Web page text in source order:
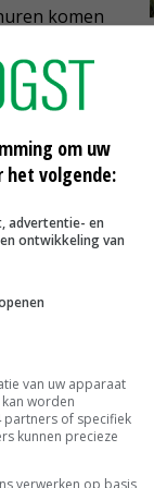
komen
kan voor
om uw
het volgende:
advertentie- en
ontwikkeling van
van uw apparaat
worden
of specifiek
kunnen precieze
verwerken op basis